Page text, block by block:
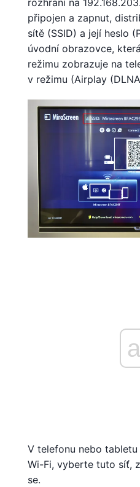
rozhraní na
připojen a zapnut,
sítě (SSID) a její heslo
úvodní obrazovce,
režimu zobrazuje na
v režimu (Airplay
V telefonu nebo
Wi-Fi, vyberte tuto síť,
se.